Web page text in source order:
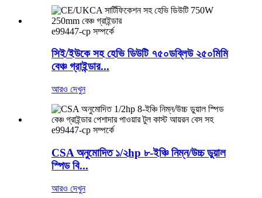
e99447-cp সম্পর্কে
সিই/ইউকে সহ হেভি ডিউটি ​​৭৫০ডব্লিউ ২৫০মিমি
বেঞ্চ গ্রাইন্ডার...
আরও দেখুন
e99447-cp সম্পর্কে
CSA অনুমোদিত ১/২hp ৮-ইঞ্চি নিম্ন/উচ্চ ডুয়াল
স্পিড বি...
আরও দেখুন